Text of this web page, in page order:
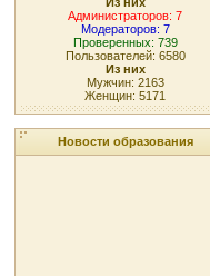
Администраторов: 7
Модераторов: 7
Проверенных: 739
Пользователей: 6580
Из них
Мужчин: 2163
Женщин: 5171
Новости образования